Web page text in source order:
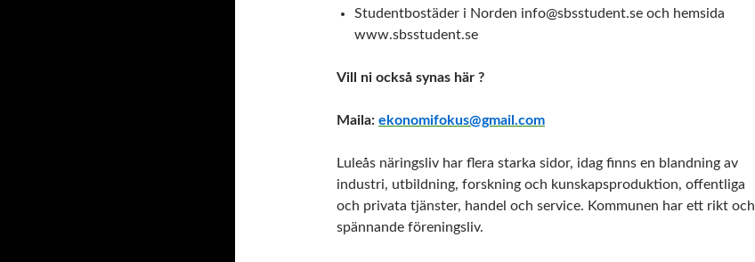
Studentbostäder i Norden info@sbsstudent.se och hemsida
www.sbsstudent.se
Vill ni också synas här ?
Maila: ekonomifokus@gmail.com
Luleås näringsliv har flera starka sidor, idag finns en blandning av
industri, utbildning, forskning och kunskapsproduktion, offentliga
och privata tjänster, handel och service. Kommunen har ett rikt och
spännande föreningsliv.